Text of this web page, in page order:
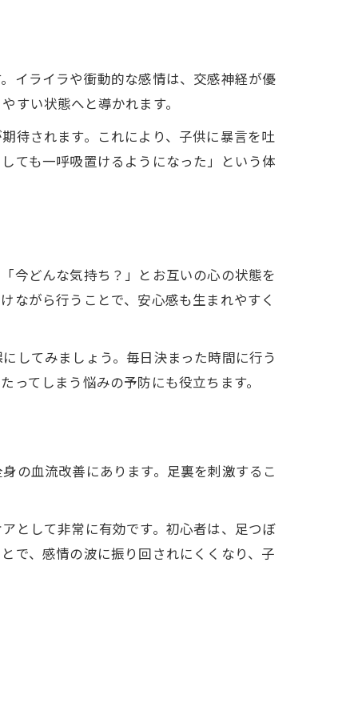
イライラや衝動的な感情は、交感神経が優
すい状態へと導かれます。
待されます。これにより、子供に暴言を吐
ても一呼吸置けるようになった」という体
今どんな気持ち？」とお互いの心の状態を
ながら行うことで、安心感も生まれやすく
してみましょう。毎日決まった時間に行う
てしまう悩みの予防にも役立ちます。
の血流改善にあります。足裏を刺激するこ
として非常に有効です。初心者は、足つぼ
で、感情の波に振り回されにくくなり、子